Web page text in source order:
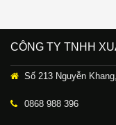
CÔNG TY TNHH
Số 213 Nguyễn
0868 988 396